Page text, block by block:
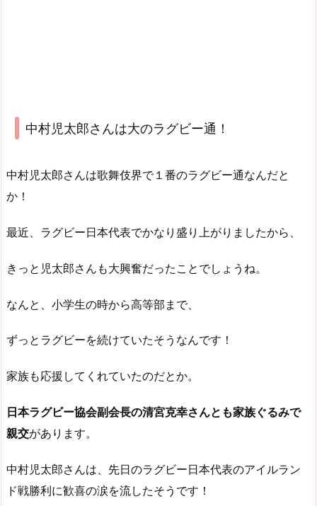
中村児太郎さんは大のラグビー通！
中村児太郎さんは歌舞伎界で１番のラグビー通なんだと
か！
最近、ラグビー日本代表でかなり盛り上がりましたから、
きっと児太郎さんも大興奮だったことでしょうね。
なんと、小学生の時から高等部まで、
ずっとラグビーを続けていたそうなんです！
家族も応援してくれていたのだとか。
日本ラグビー協会副会長の清宮克幸さんとも家族ぐるみで
親交があります。
中村児太郎さんは、先日のラグビー日本代表のアイルラン
ド戦勝利に歓喜の涙を流したそうです！